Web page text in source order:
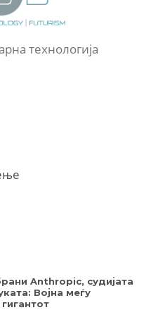
технологија
Anthropic, судијата
Војна меѓу
гигантот